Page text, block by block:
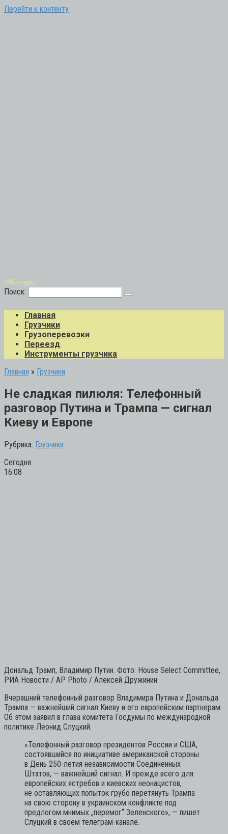
Перейти к контенту
Авто-грузо
Поиск:
Главная
Грузчики
Грузоперевозки
Переезд
Инструменты грузчика
Главная » Грузчики
Не сладкая пилюля: Телефонный
разговор Путина и Трампа — сигнал
Киеву и Европе
Рубрика: Грузчики
Сегодня
16:08
Дональд Трамп, Владимир Путин. Фото: House Select Committee,
РИА Новости / AP Photo / Алексей Дружинин
Вчерашний телефонный разговор Владимира Путина и Дональда
Трампа — важнейший сигнал Киеву и его европейским партнерам.
Об этом заявил в глава комитета Госдумы по международной
политике Леонид Слуцкий.
«Телефонный разговор президентов России и США,
состоявшийся по инициативе американской стороны
в День 250-летия независимости Соединенных
Штатов, — важнейший сигнал. И прежде всего для
европейских ястребов и киевских неонацистов,
не оставляющих попыток грубо перетянуть Трампа
на свою сторону в украинском конфликте под
предлогом мнимых „перемог“ Зеленского», — пишет
Слуцкий в своем телеграм-канале.